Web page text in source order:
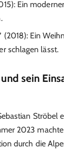
Ein
(2018): Ein
schlagen lässt.
sein
Ströbel
2023
durch die